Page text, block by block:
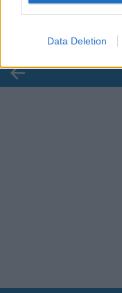
Data Deletion
voleva favorirne